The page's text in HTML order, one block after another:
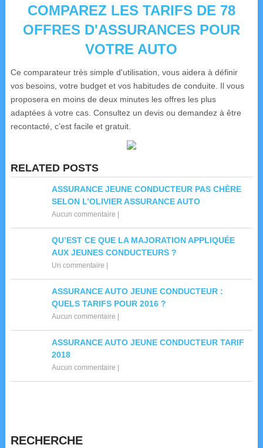
COMPAREZ LES TARIFS DE 78
OFFRES D'ASSURANCES POUR
VOTRE AUTO
Ce comparateur très simple d'utilisation, vous aidera à définir
vos besoins, votre budget et vos habitudes de conduite. Il vous
proposera en moins de deux minutes les offres les plus
adaptées à votre cas. Consultez un devis ou demandez à être
recontacté, c’est facile et gratuit.
RELATED POSTS
ASSURANCE JEUNE CONDUCTEUR PAS CHÈRE
SELON L’OLIVIER ASSURANCE AUTO
Aucun commentaire
QU’EST CE QUE LA MAJORATION APPLIQUÉE
AUX JEUNES CONDUCTEURS ?
Un commentaire
ASSURANCE AUTO JEUNE CONDUCTEUR :
QUELS TARIFS POUR 2016 ?
Aucun commentaire
ASSURANCE AUTO JEUNE CONDUCTEUR TARIF
2018
Aucun commentaire
RECHERCHE